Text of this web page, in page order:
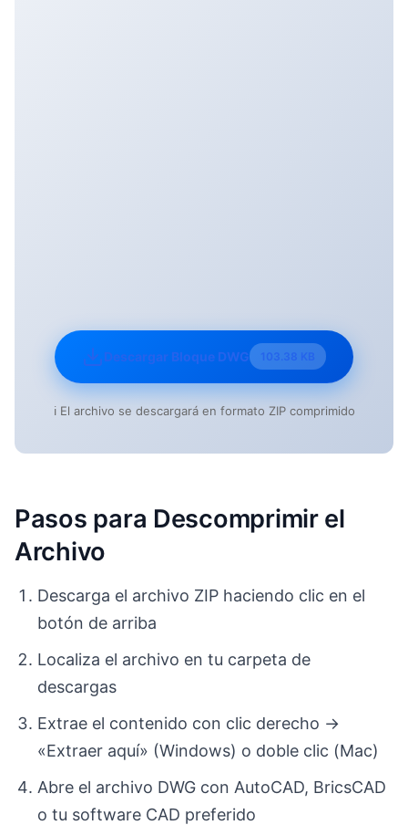
Descargar Bloque DWG 103.38 KB
ℹ️ El archivo se descargará en formato ZIP comprimido
Pasos para Descomprimir el
Archivo
Descarga el archivo ZIP haciendo clic en el
botón de arriba
Localiza el archivo en tu carpeta de
descargas
Extrae el contenido con clic derecho →
«Extraer aquí» (Windows) o doble clic (Mac)
Abre el archivo DWG con AutoCAD, BricsCAD
o tu software CAD preferido